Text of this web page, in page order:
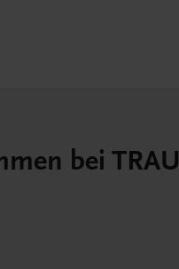
bei